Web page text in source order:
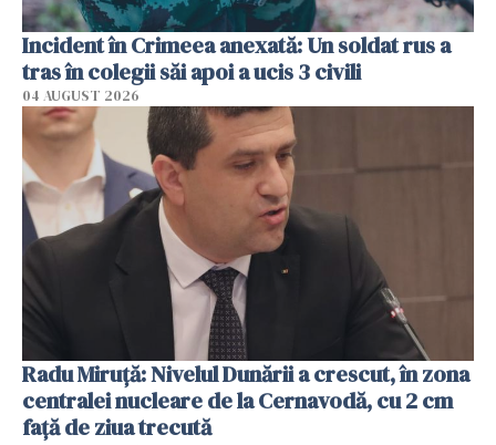
Incident în Crimeea anexată: Un soldat rus a
tras în colegii săi apoi a ucis 3 civili
04 AUGUST 2026
Radu Miruţă: Nivelul Dunării a crescut, în zona
centralei nucleare de la Cernavodă, cu 2 cm
faţă de ziua trecută